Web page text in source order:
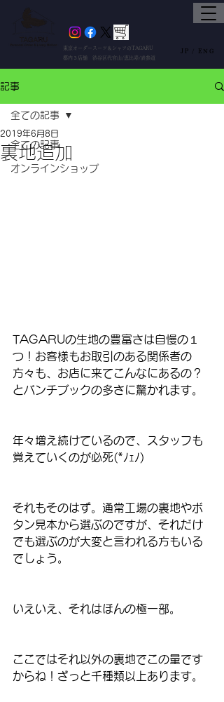
東京オーダースーツ＆シャツのTAGARU
都内３店舗 渋谷区代官山/恵比寿/表参道
ENG
JP /
記事
全ての記事
オンラインショップ
全ての記事
裏地追加
2019年6月8日
TAGARUの生地の豊富さは自慢の１
つ！お客様もお取引のある関係者の
方々も、お店に来てこんなにあるの？
とバンチブックの多さに驚かれます。
年々増え続けているので、スタッフも
覚えていくのが必死(*ﾉｪﾉ)
それもそのはず。通常工場の裏地やボ
タン見本から選ぶのですが、それだけ
でも選ぶのが大変と言われる方もいる
でしょう。
いえいえ、それはほんの極一部。
ここではそれ以外の裏地でこの量です
からね！ざっと千種類以上あります。